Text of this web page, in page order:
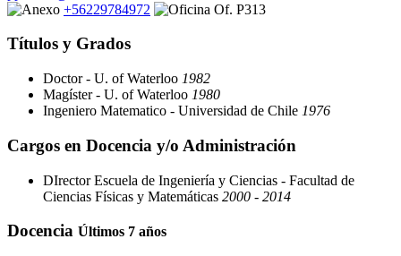
+56229784972
Of. P313
Títulos y Grados
Doctor - U. of Waterloo 1982
Magíster - U. of Waterloo 1980
Ingeniero Matematico - Universidad de Chile 1976
Cargos en Docencia y/o Administración
DIrector Escuela de Ingeniería y Ciencias - Facultad de
Ciencias Físicas y Matemáticas 2000 - 2014
Docencia Últimos 7 años